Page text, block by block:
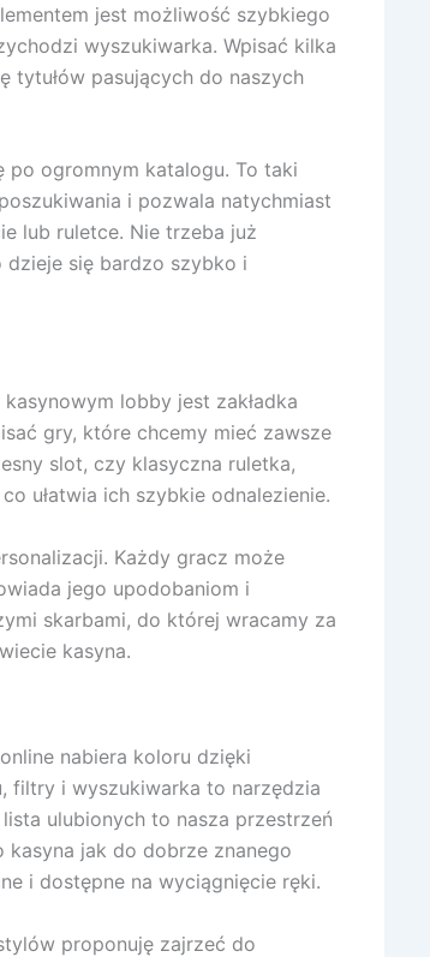
jest możliwość szybkiego
wyszukiwarka. Wpisać kilka
tytułów pasujących do naszych
po ogromnym katalogu. To taki
i pozwala natychmiast
lub ruletce. Nie trzeba już
się bardzo szybko i
lobby jest zakładka
gry, które chcemy mieć zawsze
slot, czy klasyczna ruletka,
ułatwia ich szybkie odnalezienie.
Każdy gracz może
jego upodobaniom i
skarbami, do której wracamy za
kasyna.
nabiera koloru dzięki
filtry i wyszukiwarka to narzędzia
ulubionych to nasza przestrzeń
jak do dobrze znanego
i dostępne na wyciągnięcie ręki.
proponuję zajrzeć do